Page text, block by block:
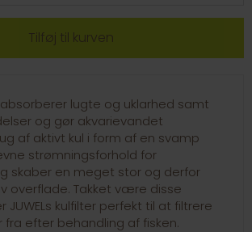
lugte og uklarhed samt
og gør akvarievandet
af aktivt kul i form af en svamp
strømningsforhold for
skaber en meget stor og derfor
overflade. Takket være disse
JUWELs kulfilter perfekt til at filtrere
efter behandling af fisken.